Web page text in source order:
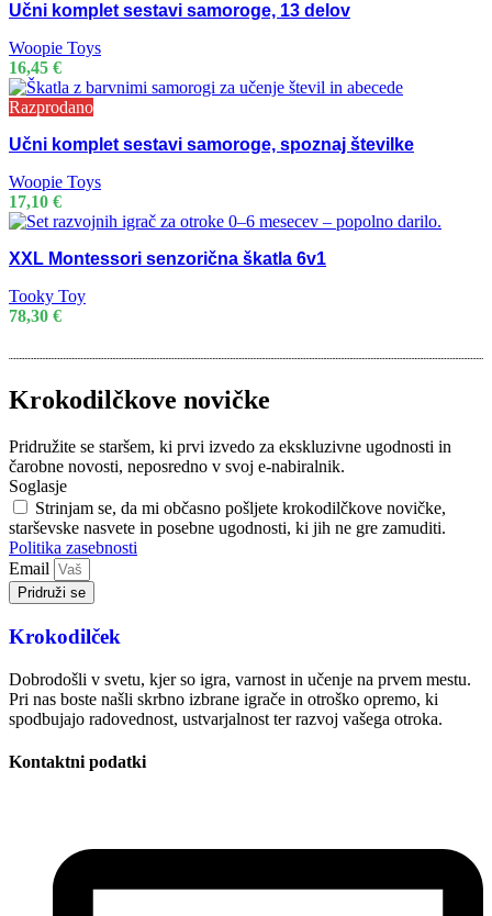
Učni komplet sestavi samoroge, 13 delov
Woopie Toys
16,45 €
Razprodano
Učni komplet sestavi samoroge, spoznaj številke
Woopie Toys
17,10 €
XXL Montessori senzorična škatla 6v1
Tooky Toy
78,30 €
Krokodilčkove novičke
Pridružite se staršem, ki prvi izvedo za ekskluzivne ugodnosti in
čarobne novosti, neposredno v svoj e-nabiralnik.
Soglasje
Strinjam se, da mi občasno pošljete krokodilčkove novičke,
starševske nasvete in posebne ugodnosti, ki jih ne gre zamuditi.
Politika zasebnosti
Email
Pridruži se
Krokodilček
Dobrodošli v svetu, kjer so igra, varnost in učenje na prvem mestu.
Pri nas boste našli skrbno izbrane igrače in otroško opremo, ki
spodbujajo radovednost, ustvarjalnost ter razvoj vašega otroka.
Kontaktni podatki